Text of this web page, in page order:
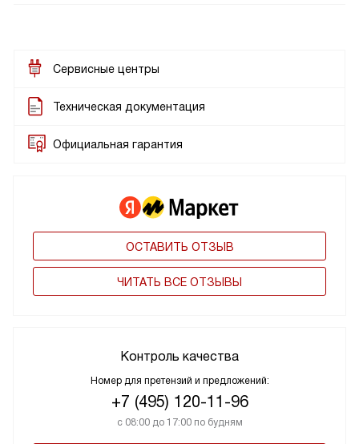
Сервисные центры
Техническая документация
Официальная гарантия
ОСТАВИТЬ ОТЗЫВ
ЧИТАТЬ ВСЕ ОТЗЫВЫ
Контроль качества
Номер для претензий и предложений:
+7 (495) 120-11-96
с 08:00 до 17:00 по будням